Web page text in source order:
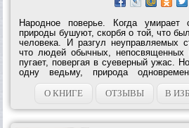
Народное поверье. Когда
природы бушуют, скорбя о той, что
человека. И разгул неуправляемых
что людей обычных, непосвященных
пугает, повергая в суеверный ужас.
одну ведьму, природа
наследующую дар умирающей. Ибо
темных сил не может...
О КНИГЕ ОТЗЫВЫ В